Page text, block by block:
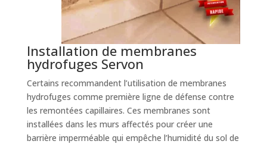
Installation de membranes
hydrofuges Servon
Certains recommandent l’utilisation de membranes
hydrofuges comme première ligne de défense contre
les remontées capillaires. Ces membranes sont
installées dans les murs affectés pour créer une
barrière imperméable qui empêche l’humidité du sol de